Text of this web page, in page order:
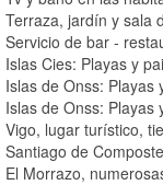
Terraza, jardín y sala
Servicio de bar -
Islas Cies: Playas y
Islas de Onss: Playas
Islas de Onss: Playas
Vigo, lugar turístico,
Santiago de
El Morrazo,